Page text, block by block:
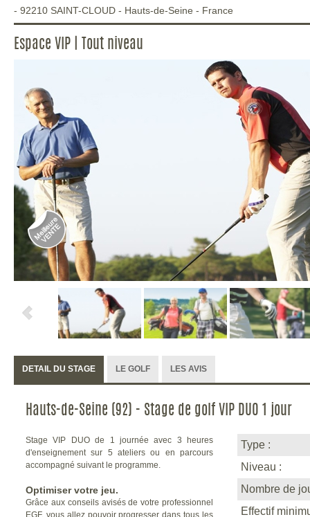
- 92210 SAINT-CLOUD - Hauts-de-Seine - France
Espace VIP | Tout niveau
DETAIL DU STAGE LE GOLF LES AVIS
Hauts-de-Seine (92) - Stage de golf VIP DUO 1 jour
Type :
Niveau :
Nombre de
Effectif
Stage VIP DUO de 1 journée avec 3 heures
d'enseignement sur 5 ateliers ou en parcours
accompagné suivant le programme.
Optimiser votre jeu.
Grâce aux conseils avisés de votre professionnel
EGF, vous allez pouvoir progresser dans tous les